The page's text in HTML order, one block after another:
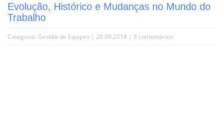
Evolução, Histórico e Mudanças no Mundo do
Trabalho
Categoria: Gestão de Equipes | 28.09.2014 | 8 comentários